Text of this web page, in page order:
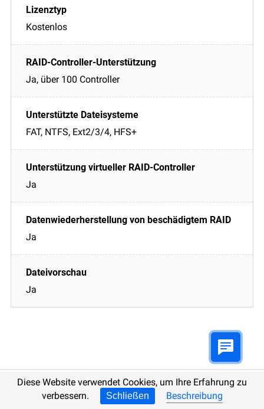
Kostenlos
Ja, über 100 Controller
FAT, NTFS, Ext2/3/4, HFS+
Ja
Ja
Ja
Diese Website verwendet Cookies, um Ihre Erfahrung zu
verbessern.
Schließen Beschreibung